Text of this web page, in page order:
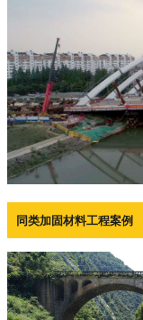
同类加固材料工程案例